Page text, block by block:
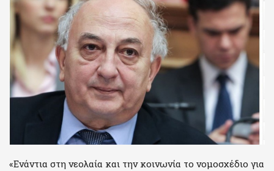
«Ενάντια στη νεολαία και την κοινωνία το νομοσχέδιο για